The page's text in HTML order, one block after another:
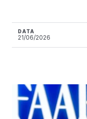
DATA
21/06/2026